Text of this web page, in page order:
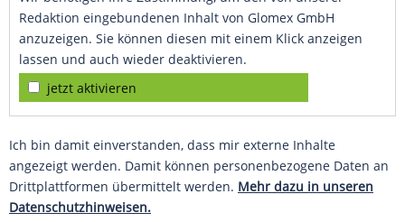
Redaktion eingebundenen Inhalt von Glomex GmbH
anzuzeigen. Sie können diesen mit einem Klick anzeigen
lassen und auch wieder deaktivieren.
jetzt aktivieren
Ich bin damit einverstanden, dass mir externe Inhalte
angezeigt werden. Damit können personenbezogene Daten an
Drittplattformen übermittelt werden. Mehr dazu in unseren
Datenschutzhinweisen.